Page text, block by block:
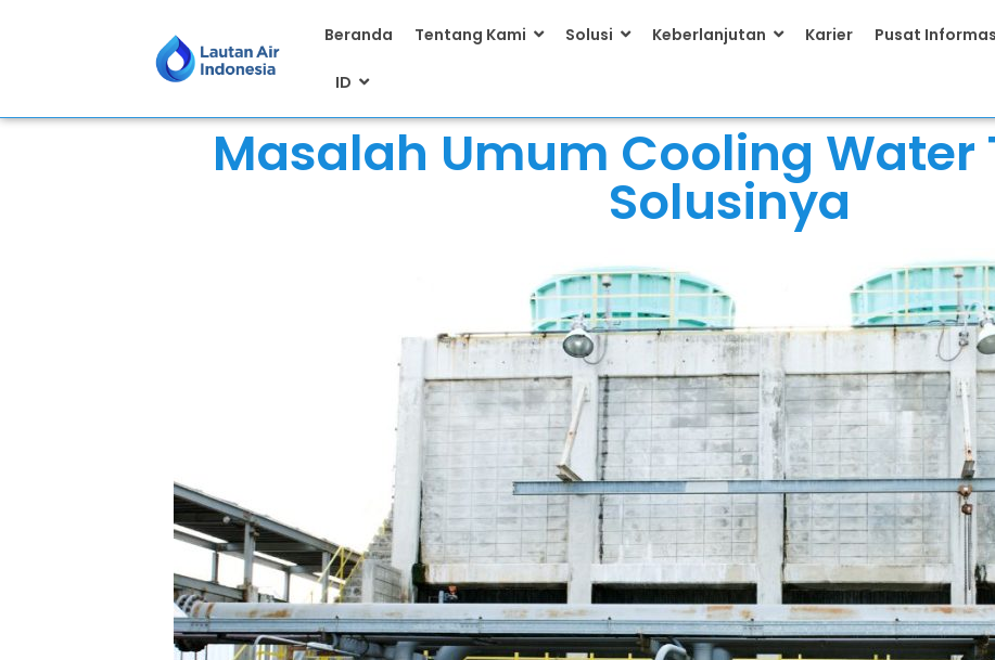
Beranda Tentang Kami Solusi Keberlanjutan Karier Pusat
ID
Masalah Umum Cooling Water
Solusinya